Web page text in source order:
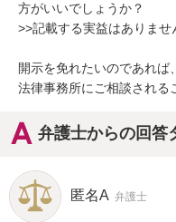
方がいいでしょうか？
>>記載する実益はありませ
開示を免れたいのであれ
法律事務所にご相談される
弁護士からの回答
匿名A 弁護士